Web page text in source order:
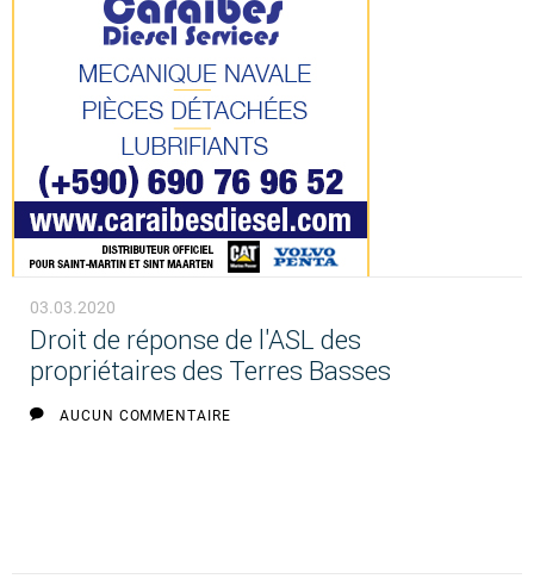
03.03.2020
Droit de réponse de l'ASL des
propriétaires des Terres Basses
AUCUN COMMENTAIRE